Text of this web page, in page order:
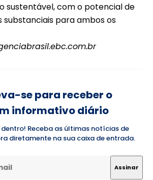
sustentável, com o potencial de
para ambos os
se para receber o
informativo diário
dentro! Receba as últimas notícias de
diretamente na sua caixa de entrada.